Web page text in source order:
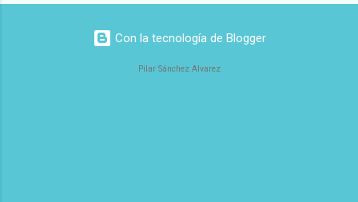
Con la tecnología de Blogger
Pilar Sánchez Alvarez